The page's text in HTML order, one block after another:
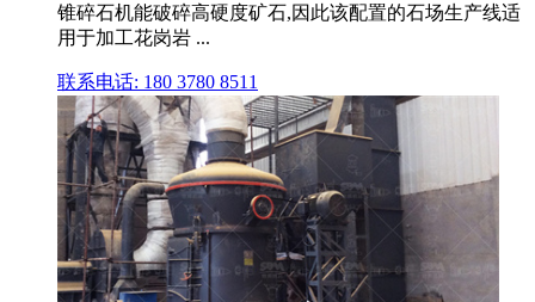
锥碎石机能破碎高硬度矿石,因此该配置的石场生产线适
用于加工花岗岩 ...
联系电话: 180 3780 8511